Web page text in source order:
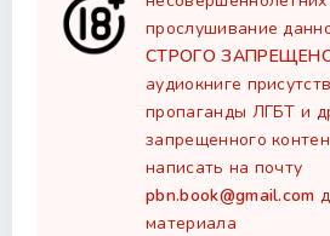
прослушивание
СТРОГО
аудиокниге
пропаганды ЛГБТ и
запрещенного
написать на почту
pbn.book@gmail.com
материала